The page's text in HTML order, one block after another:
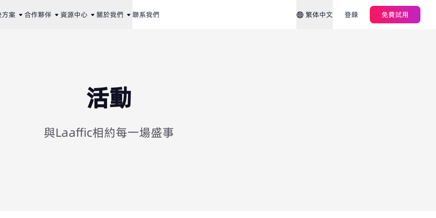
方案 合作夥伴 資源中心 關於我們 聯系我們 繁体中文 登錄 免費試用
活動
與Laaffic相約每一場盛事